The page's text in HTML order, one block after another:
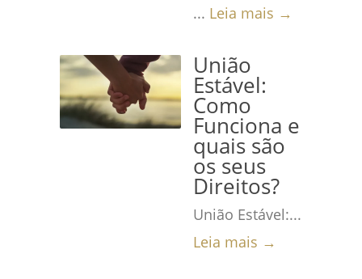
... Leia mais →
União
Estável:
Como
Funciona e
quais são
os seus
Direitos?
União Estável:...
Leia mais →